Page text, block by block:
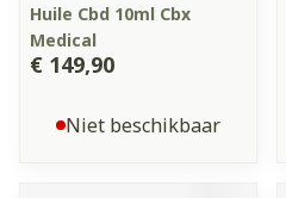
Huile Cbd 10ml Cbx
Medical
€ 149,90
Niet beschikbaar